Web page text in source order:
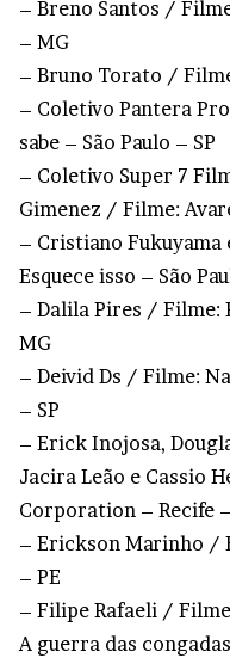
– Breno Santos /
– MG
– Bruno Torato /
– Coletivo Pantera
sabe – São Paulo – SP
– Coletivo Super 7
Gimenez / Filme:
– Cristiano
Esquece isso – São
– Dalila Pires / Filme:
MG
– Deivid Ds / Filme:
– SP
– Erick Inojosa,
Jacira Leão e Cassio
Corporation – Recife
– Erickson Marinho /
– PE
– Filipe Rafaeli /
A guerra das